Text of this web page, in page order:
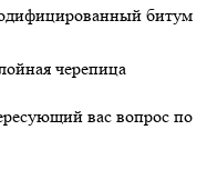
битум
черепица
вас вопрос по